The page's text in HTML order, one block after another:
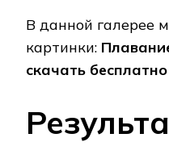
В данной галерее
картинки:
скачать бесплатно